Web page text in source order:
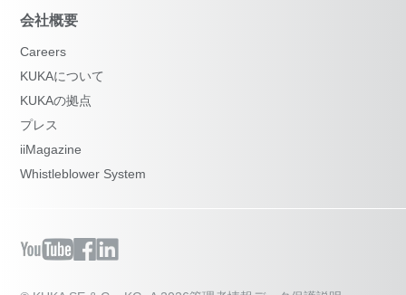
会社概要
Careers
KUKAについて
KUKAの拠点
プレス
iiMagazine
Whistleblower System